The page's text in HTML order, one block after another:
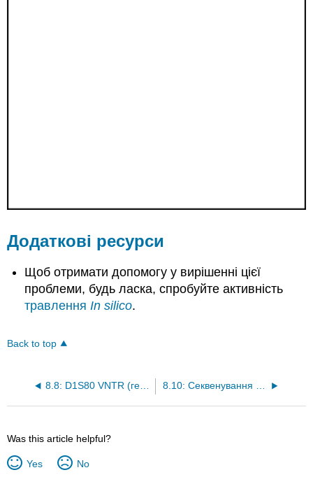
Додаткові ресурси
Щоб отримати допомогу у вирішенні цієї
проблеми, будь ласка, спробуйте активність
травлення In silico.
Back to top
8.8: D1S80 VNTR (генотипування)
Was this article helpful?
Yes No